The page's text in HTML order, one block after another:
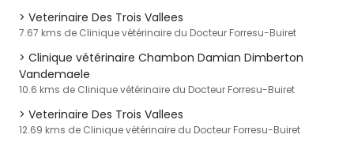
Veterinaire Des Trois Vallees
7.67 kms de Clinique vétérinaire du Docteur Forresu-Buiret
Clinique vétérinaire Chambon Damian Dimberton
Vandemaele
10.6 kms de Clinique vétérinaire du Docteur Forresu-Buiret
Veterinaire Des Trois Vallees
12.69 kms de Clinique vétérinaire du Docteur Forresu-Buiret